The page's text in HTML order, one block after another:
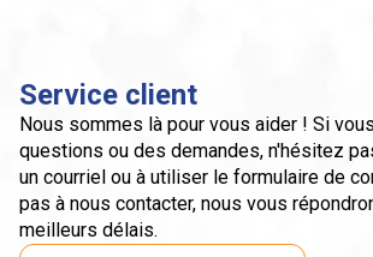
Service client
Nous sommes là pour vous aider ! Si
questions ou des demandes, n'hésitez
un courriel ou à utiliser le formulaire de
pas à nous contacter, nous vous
meilleurs délais.